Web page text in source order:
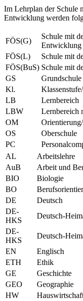
Im Lehrplan der Schule
Entwicklung werden
FÖS(G)
Schule mit
Entwicklung
FÖS(L)
Schule mit
FÖS(BuS) Schule mit
GS
Grundschule
Kl.
LB
Lernbereich
LBW
Lernbereich
OM
OS
Oberschule
PC
AL
Arbeitslehre
AuB
Arbeit und
BIO
Biologie
BO
DE
Deutsch
DE-
HKS
Deutsch-
DE-
HKS
Deutsch-
EN
Englisch
ETH
Ethik
GE
Geschichte
GEO
Geographie
HW